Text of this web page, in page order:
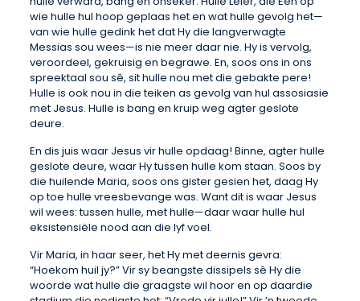
wie hulle hul hoop geplaas het en wat hulle gevolg het—
van wie hulle gedink het dat Hy die langverwagte
Messias sou wees—is nie meer daar nie. Hy is vervolg,
veroordeel, gekruisig en begrawe. En, soos ons in ons
spreektaal sou sê, sit hulle nou met die gebakte pere!
Hulle is ook nou in die teiken as gevolg van hul assosiasie
met Jesus. Hulle is bang en kruip weg agter geslote
deure.
En dis juis waar Jesus vir hulle opdaag! Binne, agter hulle
geslote deure, waar Hy tussen hulle kom staan. Soos by
die huilende Maria, soos ons gister gesien het, daag Hy
op toe hulle vreesbevange was. Want dit is waar Jesus
wil wees: tussen hulle, met hulle—daar waar hulle hul
eksistensiële nood aan die lyf voel.
Vir Maria, in haar seer, het Hy met deernis gevra:
“Hoekom huil jy?” Vir sy beangste dissipels sê Hy die
woorde wat hulle die graagste wil hoor en op daardie